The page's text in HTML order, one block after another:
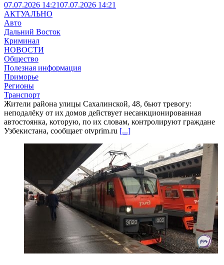
07.07.2026 14:2107.07.2026 14:21
АКТУАЛЬНО
Авто
Дальний Восток
Криминал
НОВОСТИ
Общество
Полезная информация
Приморье
Регионы
Транспорт
Жители района улицы Сахалинской, 48, бьют тревогу:
неподалёку от их домов действует несанкционированная
автостоянка, которую, по их словам, контролируют граждане
Узбекистана, сообщает otvprim.ru [...]